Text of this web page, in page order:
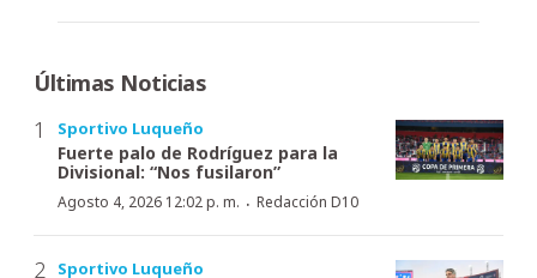
Últimas Noticias
Sportivo Luqueño
Fuerte palo de Rodríguez para la
Divisional: “Nos fusilaron”
Agosto 4, 2026 12:02 p. m. · Redacción D10
Sportivo Luqueño